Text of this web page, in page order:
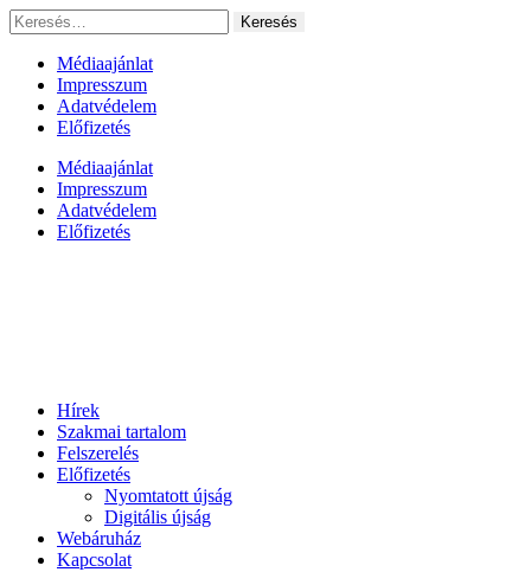
Ugrás
a
tartalomhoz
Keresés:
Médiaajánlat
Impresszum
Adatvédelem
Előfizetés
Médiaajánlat
Impresszum
Adatvédelem
Előfizetés
Hírek
Szakmai tartalom
Felszerelés
Előfizetés
Nyomtatott újság
Digitális újság
Webáruház
Kapcsolat